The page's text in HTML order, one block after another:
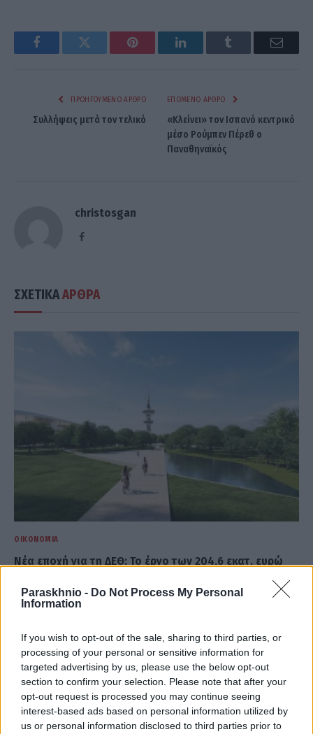
Paraskhnio - Do Not Process My Personal
Information
If you wish to opt-out of the sale, sharing to third parties, or
processing of your personal or sensitive information for
targeted advertising by us, please use the below opt-out
section to confirm your selection. Please note that after your
opt-out request is processed you may continue seeing
interest-based ads based on personal information utilized by
us or personal information disclosed to third parties prior to
FacebookTwitter Pinterest LinkedInTumblr Email
ΠΡΟΗΓΟΎΜΕΝΟ ΆΡΘΡΟ
Συλλήψεις μετά τον τελικό
ΕΠΌΜΕΝΟ ΆΡΘΡΟ
«Κλείνει» τον Ισπανό κεντρικό
μέσο Ρούμπεν Πέρεθ o
Παναθηναϊκός
christosgan
Facebook
ΣΧΕΤΙΚΑΑΡΘΡΑ
ΟΙΚΟΝΟΜΊΑ
Νέα εποχή για τη ΔΕΘ: Το έργο των 204,6 εκατ. ευρώ
ΑΝΑΡΤΗΘΗΚΕ ΑΠΟΆΛΚΗΣΤΗ ΓΑΤΟΠΟΎΛΟΥ 6 ΑΥΓΟΎΣΤΟΥ 2026